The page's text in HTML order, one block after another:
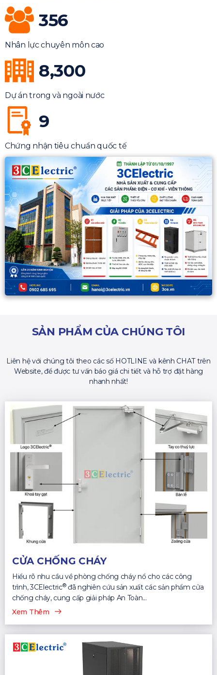
356
Nhân lực chuyên môn cao
8,300
Dự án trong và ngoài nước
9
Chứng nhận tiêu chuẩn quốc tế
SẢN PHẨM CỦA CHÚNG TÔI
Liên hệ với chúng tôi theo các số HOTLINE và kênh CHAT trên
Website, để được tư vấn báo giá chi tiết và hỗ trợ đặt hàng
nhanh nhất!
CỬA CHỐNG CHÁY
Hiểu rõ nhu cầu về phòng chống cháy nổ cho các công
trình, 3CElectric®đã nghiên cứu sản xuất các sản phẩm cửa
chống cháy, cung cấp giải pháp An Toàn...
Xem Thêm